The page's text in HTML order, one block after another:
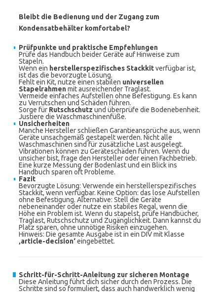
Bleibt die Bedienung und der Zugang zum
Kondensatbehälter komfortabel?
Prüfpunkte und praktische Empfehlungen
Prüfe das Handbuch beider Geräte auf Hinweise zum
Stapeln.
Wenn ein herstellerspezifisches Stackkitverfügbar ist,
ist das die bevorzugte Lösung.
Fehlt ein Kit, nutze einen stabilen universellen
Stapelrahmenmit ausreichender Traglast.
Vermeide einfaches Aufstellen ohne Befestigung. Es kann
zu Verrutschen und Schäden führen.
Sorge für Rutschschutz und überprüfe die Bodenebenheit.
Justiere die Waschmaschinenfüße.
Unsicherheiten
Manche Hersteller schließen Garantieansprüche aus, wenn
Geräte unsachgemäß gestapelt werden. Nicht alle
Waschmaschinen sind für zusätzliche Last ausgelegt.
Vibrationen können zu Geräteschäden führen. Wenn du
unsicher bist, frage den Hersteller oder einen Fachbetrieb.
Eine kurze Messung der Bodenlast und ein Blick ins
Handbuch sparen oft Probleme.
Fazit
Bevorzugte Lösung: Verwende ein herstellerspezifisches
Stackkit, wenn verfügbar. Keine Option: das lose Aufstellen
ohne Befestigung. Alternative: Stell die Geräte
nebeneinander oder nutze ein stabiles Regal, wenn die
Höhe ein Problem ist. Wenn du stapelst, prüfe Handbücher,
Traglast, Rutschschutz und Zugänglichkeit. Dann kannst du
Platz sparen, ohne unnötige Risiken einzugehen.
Hinweis: Die gesamte Ausgabe ist in ein DIV mit Klasse
‚article-decision‘eingebettet.
Schritt-für-Schritt-Anleitung zur sicheren Montage
Diese Anleitung führt dich sicher durch den Prozess. Die
Schritte sind so formuliert, dass auch handwerklich wenig